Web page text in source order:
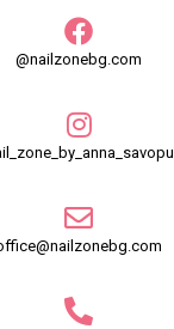
@nailzonebg.com